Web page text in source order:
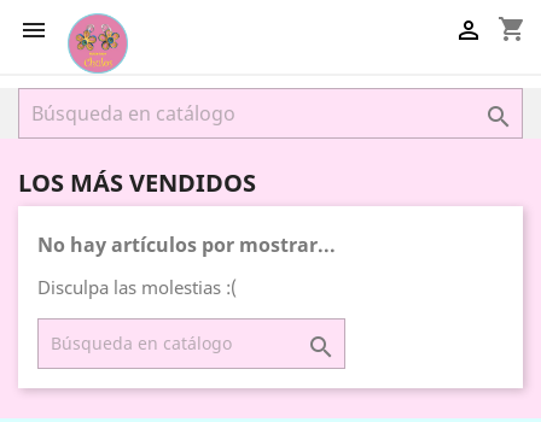
 shopping_cart


LOS MÁS VENDIDOS
No hay artículos por mostrar...
Disculpa las molestias :(
